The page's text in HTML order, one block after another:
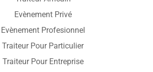
Evènement Privé
Evènement Profesionnel
Traiteur Pour Particulier
Traiteur Pour Entreprise